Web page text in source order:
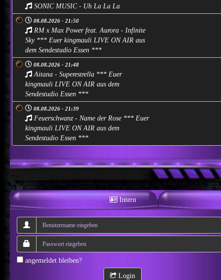
SONIC MUSIC - Uh La La La
08.08.2026 - 21:50
RM x Max Power feat. Aurora - Infinite
Sky *** Euer kingmauli LIVE ON AIR aus
dem Sendestudio Essen ***
08.08.2026 - 21:48
Aitana - Superestrella *** Euer
kingmauli LIVE ON AIR aus dem
Sendestudio Essen ***
08.08.2026 - 21:39
Feuerschwanz - Name der Rose *** Euer
kingmauli LIVE ON AIR aus dem
Sendestudio Essen ***
Intern
angemeldet bleiben?
Login